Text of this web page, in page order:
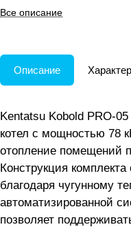
стабильную работу и простой
контроль в нагрузках до 780
Все описание
Описание
Kentatsu Kobold PRO-
котел с мощностью 78
отопление помещений
Конструкция
благодаря чугунному
автоматизированной
позволяет